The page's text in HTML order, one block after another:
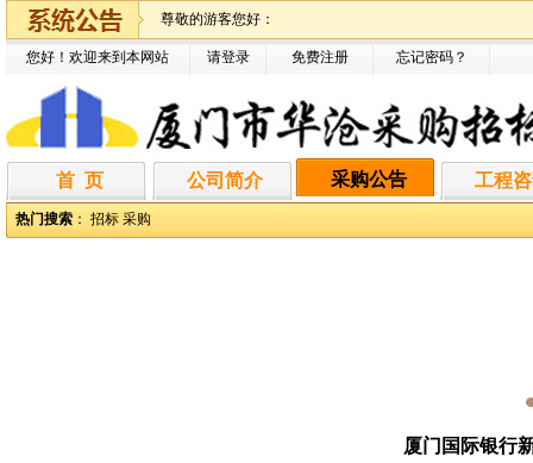
尊敬的游客您好：
您好！欢迎来到本网站 请登录 免费注册 忘记密码？
首 页 公司简介 采购公告 工程
热门搜索 ： 招标 采购
厦门国际银行